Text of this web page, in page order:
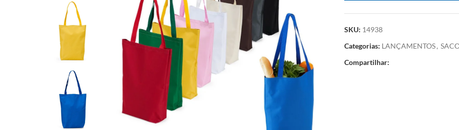
SKU: 14938
Categorias: LANÇAMENTOS,
Compartilhar: